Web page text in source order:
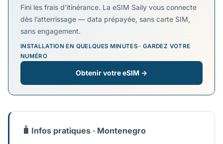
Fini les frais d’itinérance. La eSIM Saily vous connecte
dès l’atterrissage — data prépayée, sans carte SIM,
sans engagement.
INSTALLATION EN QUELQUES MINUTES · GARDEZ VOTRE
NUMÉRO
Obtenir votre eSIM →
🧳 Infos pratiques · Montenegro